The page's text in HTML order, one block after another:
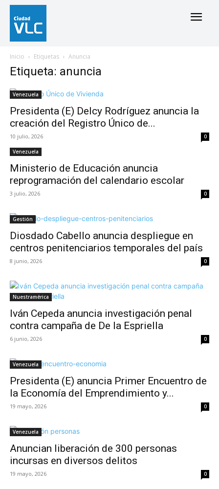
Inicio Etiquetas Anuncia
Etiqueta: anuncia
Venezuela
Presidenta (E) Delcy Rodríguez anuncia la
creación del Registro Único de...
10 julio, 2026 0
Venezuela
Ministerio de Educación anuncia
reprogramación del calendario escolar
3 julio, 2026 0
Gestión
Diosdado Cabello anuncia despliegue en
centros penitenciarios temporales del país
8 junio, 2026 0
Nuestramérica
Iván Cepeda anuncia investigación penal
contra campaña de De la Espriella
6 junio, 2026 0
Venezuela
Presidenta (E) anuncia Primer Encuentro de
la Economía del Emprendimiento y...
19 mayo, 2026 0
Venezuela
Anuncian liberación de 300 personas
incursas en diversos delitos
19 mayo, 2026 0